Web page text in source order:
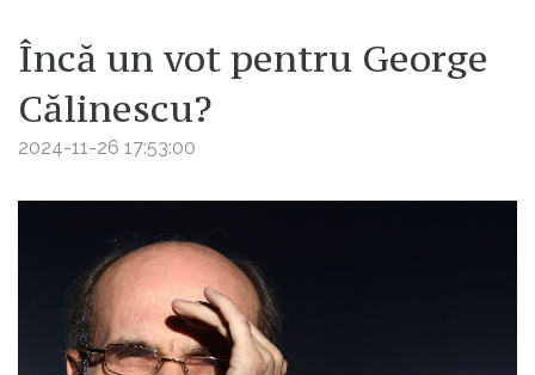
Încă un vot pentru George
Călinescu?
2024-11-26 17:53:00